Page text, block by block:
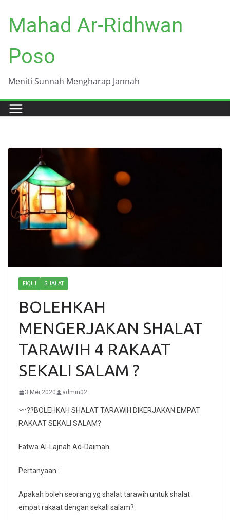
content
Mahad Ar-Ridhwan
Poso
Meniti Sunnah Mengharap Jannah
FIQIH SHALAT
BOLEHKAH
MENGERJAKAN SHALAT
TARAWIH 4 RAKAAT
SEKALI SALAM ?
3 Mei 2020 admin02
??BOLEHKAH SHALAT TARAWIH DIKERJAKAN EMPAT
RAKAAT SEKALI SALAM?
Fatwa Al-Lajnah Ad-Daimah
Pertanyaan :
Apakah boleh seorang yg shalat tarawih untuk shalat
empat rakaat dengan sekali salam?